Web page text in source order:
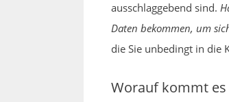
ausschlaggebend sind.
Daten bekommen, um
die Sie unbedingt in die
Worauf kommt es